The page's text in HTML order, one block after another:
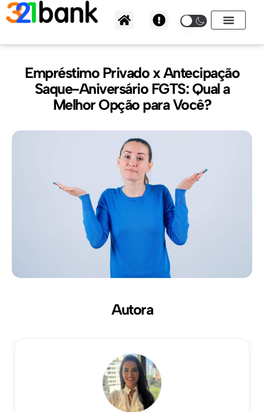
para
conteúdo
Empréstimo Privado x Antecipação
Saque-Aniversário FGTS: Qual a
Melhor Opção para Você?
Autora